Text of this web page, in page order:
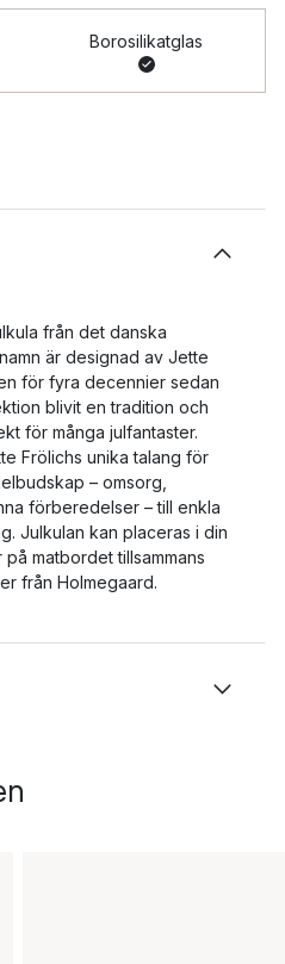
Borosilikatglas
från det danska
är designad av Jette
för fyra decennier sedan
blivit en tradition och
för många julfantaster.
Frölichs unika talang för
– omsorg,
förberedelser – till enkla
Julkulan kan placeras i din
matbordet tillsammans
från Holmegaard.